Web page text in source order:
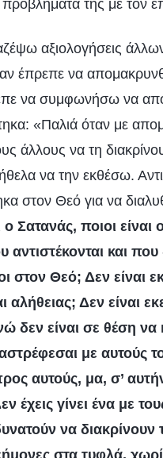
της με τον
αξιολογήσεις άλλων
έπρεπε να
να συμφωνήσω να
«Παλιά όταν με
άλλους να τη
να την εκθέσω.
στον Θεό για να
ο Σατανάς, ποιοι είναι
αντιστέκονται και
στον Θεό; Δεν είναι
αλήθειας; Δεν είναι
δεν είναι σε θέση να
με αυτούς
αυτούς, μα, σ’
έχεις γίνει ένα με
να
στα τυφλά,